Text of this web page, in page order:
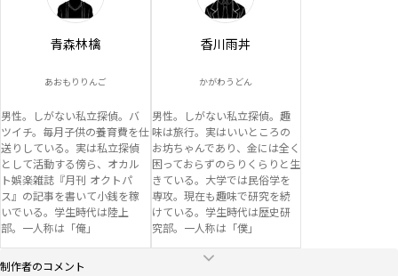
青森林檎
あおもりりんご
男性。しがない私立探偵。バ
ツイチ。毎月子供の養育費を仕
送りしている。実は私立探偵
として活動する傍ら、オカル
ト娯楽雑誌『月刊 オクトパ
ス』の記事を書いて小銭を稼
いでいる。学生時代は陸上
部。一人称は「俺」
香川雨丼
かがわうどん
男性。しがない私立探偵。趣
味は旅行。実はいいところの
お坊ちゃんであり、金には全く
困っておらずのらりくらりと生
きている。大学では民俗学を
専攻。現在も趣味で研究を続
けている。学生時代は歴史研
究部。一人称は「僕」
制作者のコメント